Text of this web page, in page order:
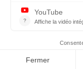
Politique